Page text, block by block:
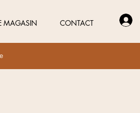
MAGASIN CONTACT